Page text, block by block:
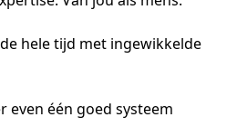
hele tijd met ingewikkelde
even één goed systeem